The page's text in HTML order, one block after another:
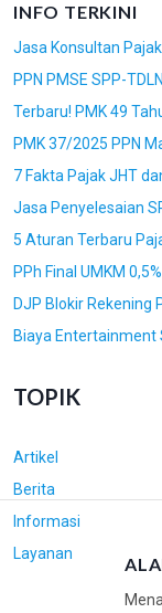
I
P
O
S
INFO TERKINI
Jasa Konsultan
PPN PMSE SPP-
Terbaru! PMK 49
PMK 37/2025 PPN
7 Fakta Pajak JHT
Jasa Penyelesaian
5 Aturan Terbaru
PPh Final UMKM
DJP Blokir Rekening
Biaya Entertainment
TOPIK
Artikel
Berita
Informasi
Layanan